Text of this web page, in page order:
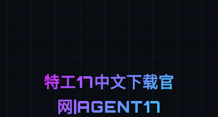
特工17中文下载官
网|AGENT17